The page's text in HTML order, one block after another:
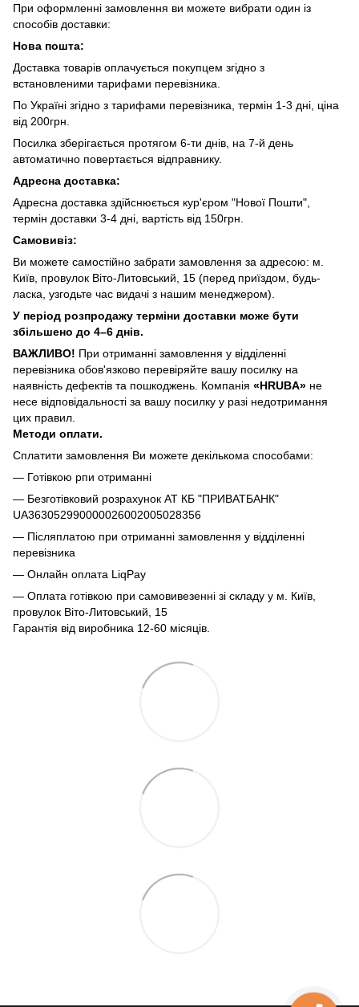
При оформленні замовлення ви можете вибрати один із
способів доставки:
Нова пошта:
Доставка товарів оплачується покупцем згідно з
встановленими тарифами перевізника.
По Україні згідно з тарифами перевізника, термін 1-3 дні, ціна
від 200грн.
Посилка зберігається протягом 6-ти днів, на 7-й день
автоматично повертається відправнику.
Адресна доставка:
Адресна доставка здійснюється кур'єром "Нової Пошти",
термін доставки 3-4 дні, вартість від 150грн.
Самовивіз:
Ви можете самостійно забрати замовлення за адресою: м.
Київ, провулок Віто-Литовський, 15 (перед приїздом, будь-
ласка, узгодьте час видачі з нашим менеджером).
У період розпродажу терміни доставки може бути
збільшено до 4–6 днів.
ВАЖЛИВО! При отриманні замовлення у відділенні
перевізника обов'язково перевіряйте вашу посилку на
наявність дефектів та пошкоджень. Компанія «HRUBA» не
несе відповідальності за вашу посилку у разі недотримання
цих правил.
Методи оплати.
Сплатити замовлення Ви можете декількома способами:
— Готівкою рпи отриманні
— Безготівковий розрахунок АТ КБ "ПРИВАТБАНК"
UA363052990000026002005028356
— Післяплатою при отриманні замовлення у відділенні
перевізника
— Онлайн оплата LiqPay
— Оплата готівкою при самовивезенні зі складу у м. Київ,
провулок Віто-Литовський, 15
Гарантія від виробника 12-60 місяців.